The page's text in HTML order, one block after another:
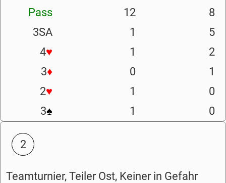
Pass
12
8
3SA
1
5
4♥ 1
2
3♦ 0
1
2♥ 1
0
3♠ 1 0
2
Teamturnier, Teiler Ost, Keiner in Gefahr